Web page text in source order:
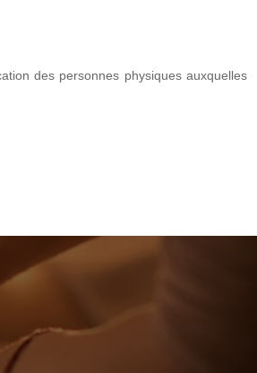
des personnes physiques auxquelles